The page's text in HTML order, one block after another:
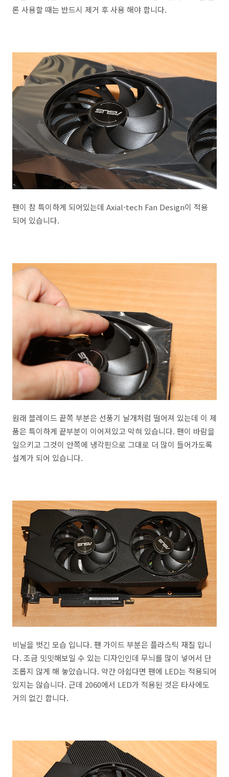
론 사용할 때는 반드시 제거 후 사용 해야 합니다.
팬이 참 특이하게 되어있는데 Axial-tech Fan Design이 적용
되어 있습니다.
원래 블레이드 끝쪽 부분은 선풍기 날개처럼 떨어져 있는데 이 제
품은 특이하게 끝부분이 이어져있고 막혀 있습니다. 팬이 바람을
일으키고 그것이 안쪽에 냉각핀으로 그대로 더 많이 들어가도록
설계가 되어 있습니다.
비닐을 벗긴 모습 입니다. 팬 가이드 부분은 플라스틱 재질 입니
다. 조금 밋밋해보일 수 있는 디자인인데 무늬를 많이 넣어서 단
조롭지 않게 해 놓았습니다. 약간 아쉽다면 팬에 LED는 적용되어
있지는 않습니다. 근데 2060에서 LED가 적용된 것은 타사에도
거의 없긴 합니다.